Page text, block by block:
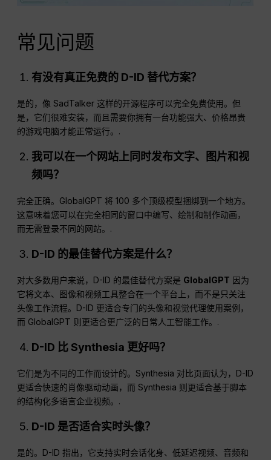
常见问题
有没有真正免费的 D-ID 替代方案？
是的，像 SadTalker 这样的开源程序可以完全免费使用。但
是，它们很难安装，而且需要你拥有一台功能强大、价格昂贵
的游戏电脑才能正常运行。.
我可以在一个网站上同时发布文字、图片和视
频吗？
完全正确。GlobalGPT 将 100 多个顶级模型捆绑到一个地方。
这意味着您可以在完全相同的窗口中编写、绘制和制作动画，
而无需登录不同的网站。.
D-ID 的最佳替代方案是什么？
对大多数用户来说，D-ID 的最佳替代方案是 GlobalGPT 因为
它将文本、图像和视频工具整合在一个平台上，而不是只关注
头像工作流程。D-ID 更适合专门的头像和视觉代理使用案例，
而 GlobalGPT 则更适合更广泛的日常人工智能工作。.
D-ID 比 Synthesia 更好吗？
它们是为不同的工作而设计的。Synthesia 对比页面认为，D-ID
更适合快速的肖像驱动动画，而 Synthesia 则更适合基于脚本
的结构化多语言企业视频。.
D-ID 是否适合实时头像？
是的。D-ID 指出，它支持实时会话化身、低延迟视频、音频和